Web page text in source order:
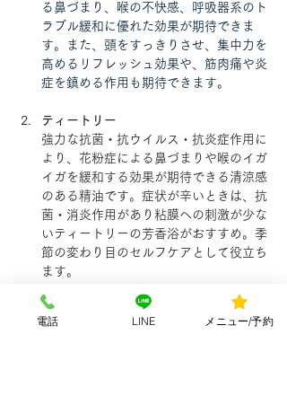
る鼻づまり、喉の不快感、呼吸器系のト
ラブル緩和に優れた効果が期待できま
す。また、頭をすっきりさせ、集中力を
高めるリフレッシュ効果や、筋肉痛や炎
症を鎮める作用も期待できます。
ティートリー
強力な抗菌・抗ウイルス・抗炎症作用に
より、花粉症による鼻づまりや喉のイガ
イガを緩和する効果が期待できる清涼感
のある精油です。症状が辛いときは、抗
菌・消炎作用があり粘膜への刺激が少な
いティートリーの芳香浴がおすすめ。季
節の変わり目のセルフケアとして役立ち
ます。
ペパーミント
豊富に含まれる成分「メントール」の働
電話 LINE メニュー/予約